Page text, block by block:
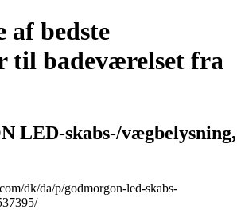
af bedste
til badeværelset fra
LED-skabs-/vægbelysning,
dk/da/p/godmorgon-led-skabs-